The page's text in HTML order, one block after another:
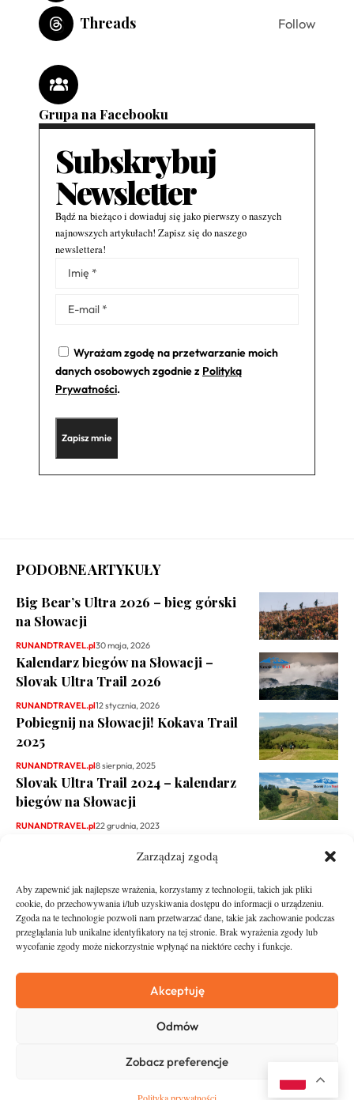
Zarządzaj zgodą
Aby zapewnić jak najlepsze wrażenia, korzystamy z technologii, takich jak pliki
cookie, do przechowywania i/lub uzyskiwania dostępu do informacji o urządzeniu.
Zgoda na te technologie pozwoli nam przetwarzać dane, takie jak zachowanie podczas
przeglądania lub unikalne identyfikatory na tej stronie. Brak wyrażenia zgody lub
wycofanie zgody może niekorzystnie wpłynąć na niektóre cechy i funkcje.
Akceptuję
Odmów
Zobacz preferencje
Threads Follow
Grupa na Facebooku
Subskrybuj
Newsletter
Bądź na bieżąco i dowiaduj się jako pierwszy o naszych
najnowszych artykułach! Zapisz się do naszego
newslettera!
Wyrażam zgodę na przetwarzanie moich
danych osobowych zgodnie z Polityką
Prywatności.
Alternative:
PODOBNE ARTYKUŁY
Big Bear’s Ultra 2026 – bieg górski
na Słowacji
RUNANDTRAVEL.pl30 maja, 2026
Kalendarz biegów na Słowacji –
Slovak Ultra Trail 2026
RUNANDTRAVEL.pl12 stycznia, 2026
Pobiegnij na Słowacji! Kokava Trail
2025
RUNANDTRAVEL.pl8 sierpnia, 2025
Slovak Ultra Trail 2024 – kalendarz
biegów na Słowacji
RUNANDTRAVEL.pl22 grudnia, 2023
Asfalt
O nas
Zostań Patronem
Kontakt